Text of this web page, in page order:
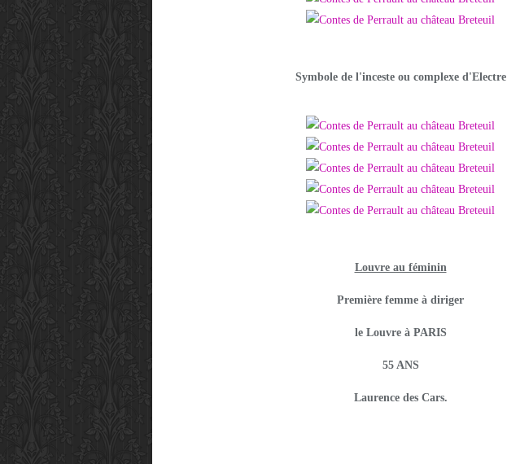
Symbole de l'inceste ou complexe d'Electre
Louvre au féminin
Première femme à diriger
le Louvre à PARIS
55 ANS
Laurence des Cars.